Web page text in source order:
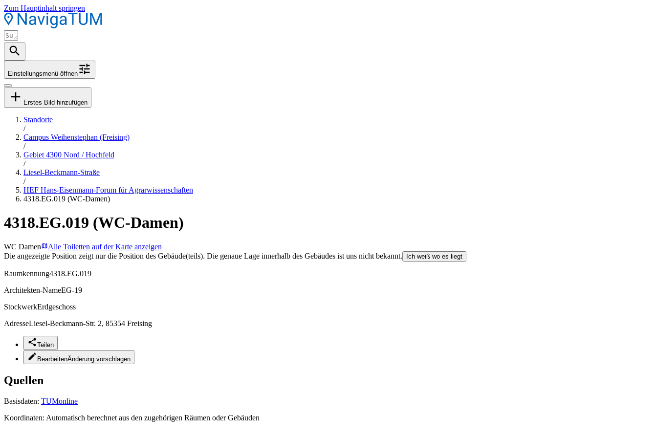
Zum Hauptinhalt springen
Einstellungsmenü öffnen
Erstes Bild hinzufügen
Standorte
/
Campus Weihenstephan (Freising)
/
Gebiet 4300 Nord / Hochfeld
/
Liesel-Beckmann-Straße
/
HEF Hans-Eisenmann-Forum für Agrarwissenschaften
4318.EG.019 (WC-Damen)
4318.EG.019 (WC-Damen)
WC Damen
Alle Toiletten auf der Karte anzeigen
Die angezeigte Position zeigt nur die Position des Gebäude(teils). Die genaue Lage innerhalb des Gebäudes ist uns nicht bekannt.
Ich weiß wo es liegt
Raumkennung4318.EG.019
Architekten-NameEG-19
StockwerkErdgeschoss
AdresseLiesel-Beckmann-Str. 2, 85354 Freising
Teilen
BearbeitenÄnderung vorschlagen
Quellen
Basisdaten: TUMonline
Koordinaten: Automatisch berechnet aus den zugehörigen Räumen oder Gebäuden